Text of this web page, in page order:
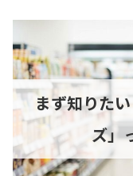
まず知りた
ズ」